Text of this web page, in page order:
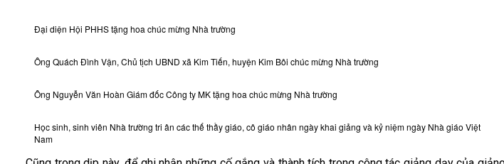
Đại diện Hội PHHS tặng hoa chúc mừng Nhà trường
Ông Quách Đình Vận, Chủ tịch UBND xã Kim Tiến, huyện Kim Bôi chúc mừng Nhà trường
Ông Nguyễn Văn Hoàn Giám đốc Công ty MK tặng hoa chúc mừng Nhà trường
Học sinh, sinh viên Nhà trường tri ân các thế thầy giáo, cô giáo nhân ngày khai giảng và kỷ niệm ngày Nhà giáo Việt
Nam